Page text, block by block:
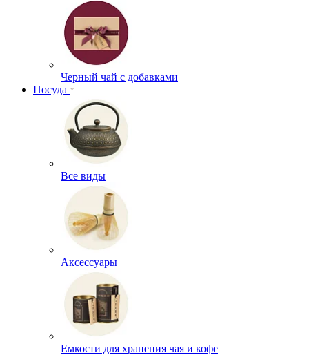
Черный чай с добавками
Посуда
Все виды
Аксессуары
Емкости для хранения чая и кофе